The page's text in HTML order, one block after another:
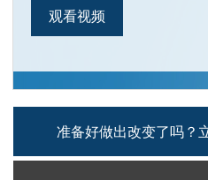
观看视频
准备好做出改变了吗？